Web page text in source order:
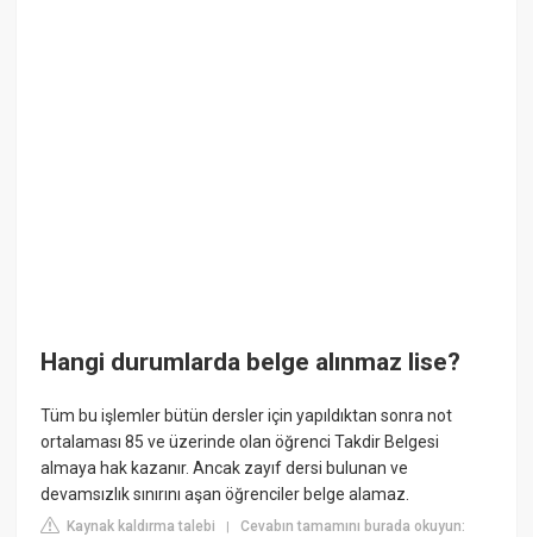
Hangi durumlarda belge alınmaz lise?
Tüm bu işlemler bütün dersler için yapıldıktan sonra not
ortalaması 85 ve üzerinde olan öğrenci Takdir Belgesi
almaya hak kazanır. Ancak zayıf dersi bulunan ve
devamsızlık sınırını aşan öğrenciler belge alamaz.
Kaynak kaldırma talebi |Cevabın tamamını burada okuyun: